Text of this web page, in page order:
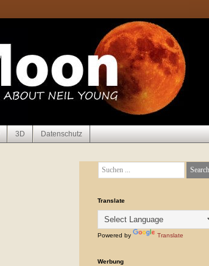
3D Datenschutz
Translate
Powered by Translate
Werbung